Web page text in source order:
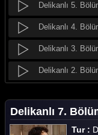
Delikanlı 5.
Delikanlı 4.
Delikanlı 3.
Delikanlı 2.
Tüm Bölümleri
Delikanlı 7.
Tur :